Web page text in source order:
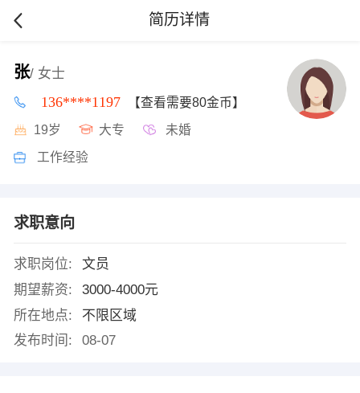
简历详情
张/ 女士
136****1197 【查看需要80金币】
19岁 大专 未婚
工作经验
求职意向
求职岗位:
文员
期望薪资:
3000-4000元
所在地点:
不限区域
发布时间:
08-07